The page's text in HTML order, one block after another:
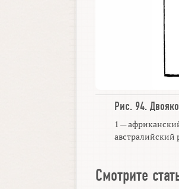
Рис. 94.
1 —
австралийский
Смотрите